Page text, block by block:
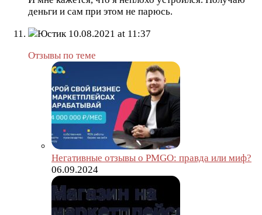
деньги и сам при этом не парюсь.
Юстик 10.08.2021 at 11:37
Отзывы по теме
Негативные отзывы о PMGO: правда или миф?
06.09.2024